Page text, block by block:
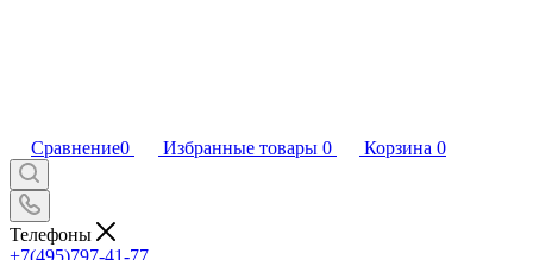
Сравнение0 Избранные товары 0 Корзина 0
Телефоны
+7(495)797-41-77